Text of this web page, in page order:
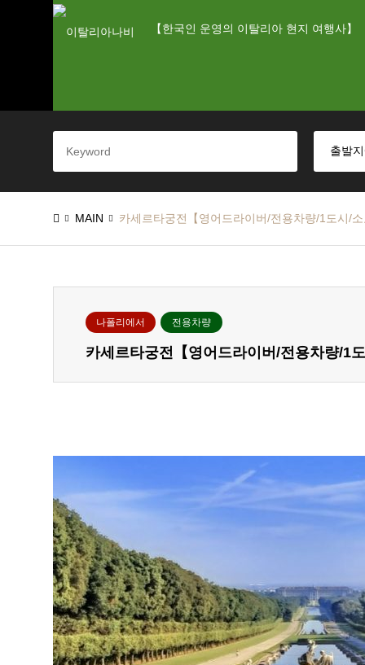
【한국인 운영의 이탈리아 현지 여행사】
MAIN 카세르타궁전【영어드라이버/전용차량/1도시/
나폴리에서 전용차량
카세르타궁전【영어드라이버/전용차량/1